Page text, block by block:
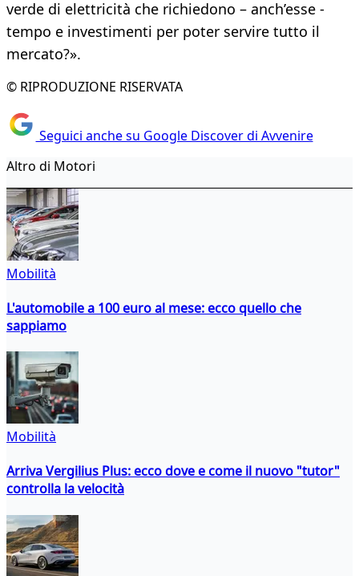
verde di elettricità che richiedono – anch’esse -
tempo e investimenti per poter servire tutto il
mercato?».
© RIPRODUZIONE RISERVATA
Seguici anche su Google Discover di Avvenire
Altro di Motori
Mobilità
L'automobile a 100 euro al mese: ecco quello che
sappiamo
Mobilità
Arriva Vergilius Plus: ecco dove e come il nuovo "tutor"
controlla la velocità